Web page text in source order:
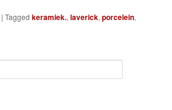
|Tagged keramiek.,laverick,porcelein,